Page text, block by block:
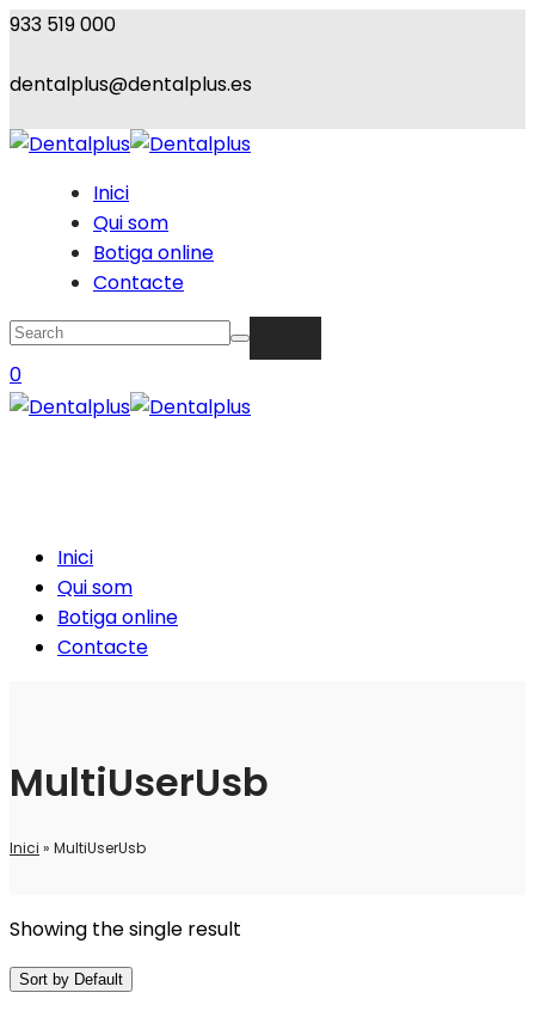
933 519 000
dentalplus@dentalplus.es
Inici
Qui som
Botiga online
Contacte
0
Inici
Qui som
Botiga online
Contacte
MultiUserUsb
Inici » MultiUserUsb
Showing the single result
Sort by Default